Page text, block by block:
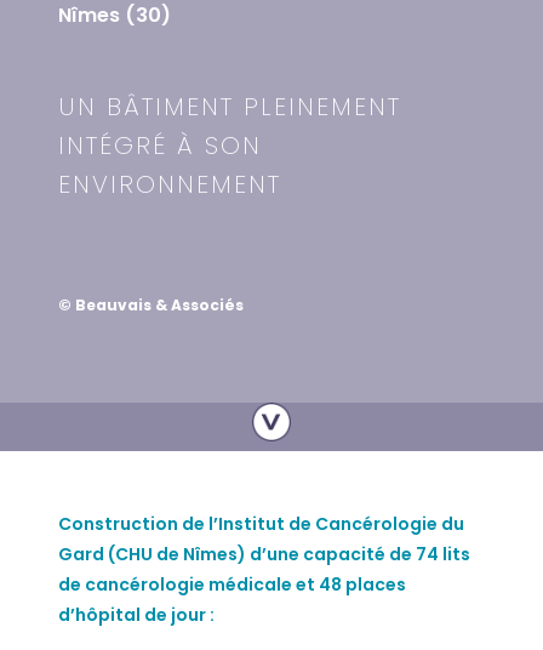
Nîmes (30)
UN BÂTIMENT PLEINEMENT
INTÉGRÉ À SON
ENVIRONNEMENT
© Beauvais & Associés
Construction de l’Institut de Cancérologie du
Gard (CHU de Nîmes) d’une capacité de 74 lits
de cancérologie médicale et 48 places
d’hôpital de jour :